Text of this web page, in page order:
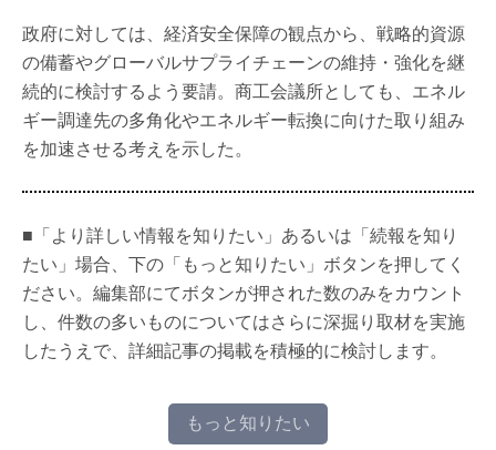
政府に対しては、経済安全保障の観点から、戦略的資源
の備蓄やグローバルサプライチェーンの維持・強化を継
続的に検討するよう要請。商工会議所としても、エネル
ギー調達先の多角化やエネルギー転換に向けた取り組み
を加速させる考えを示した。
■「より詳しい情報を知りたい」あるいは「続報を知り
たい」場合、下の「もっと知りたい」ボタンを押してく
ださい。編集部にてボタンが押された数のみをカウント
し、件数の多いものについてはさらに深掘り取材を実施
したうえで、詳細記事の掲載を積極的に検討します。
もっと知りたい